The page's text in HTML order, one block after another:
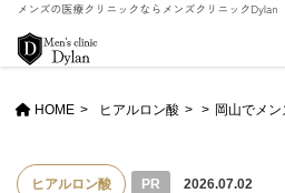
HOME ヒアルロン酸 > 岡山でメ
ヒアルロン酸 PR 2026.07.02